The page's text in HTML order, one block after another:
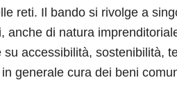
reti. Il bando si rivolge a
anche di natura
accessibilità, sostenibilità,
generale cura dei beni